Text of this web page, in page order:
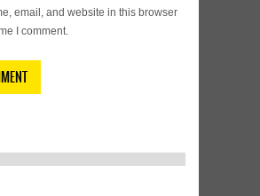
email, and website in this browser
I comment.